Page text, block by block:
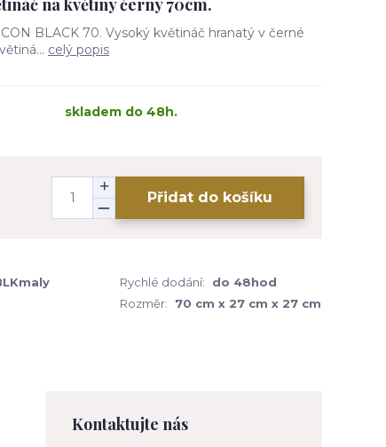
na květiny černý 70cm.
BLACK 70. Vysoký květináč hranatý v černé
celý popis
skladem do 48h.
Přidat do košíku
Rychlé dodání:
do 48hod
Rozměr:
70 cm x 27 cm x 27 cm
Kontaktujte nás